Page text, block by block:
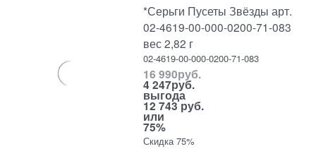
*Серьги Пусеты Звёзды арт.
02-4619-00-000-0200-71-083
вес 2,82 г
02-4619-00-000-0200-71-083
16 990руб.
4 247руб.
выгода
12 743 руб.
или
75%
Скидка 75%